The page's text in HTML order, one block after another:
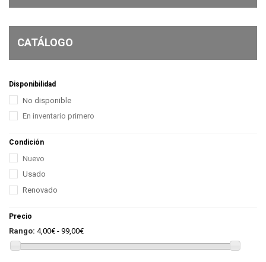
CATÁLOGO
Disponibilidad
No disponible
En inventario primero
Condición
Nuevo
Usado
Renovado
Precio
Rango: 4,00€ - 99,00€